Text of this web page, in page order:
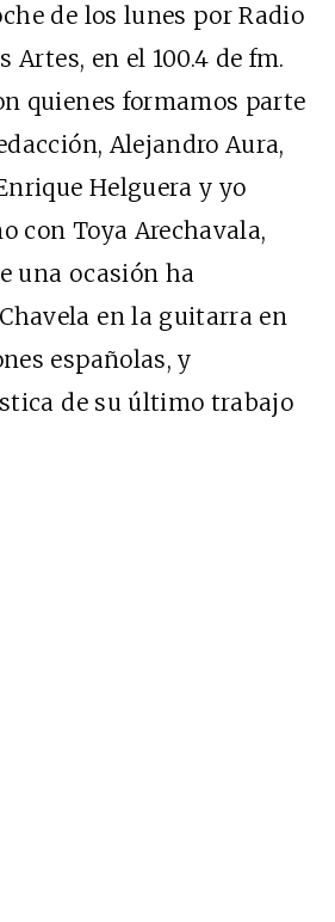
de los lunes por Radio
Artes, en el 100.4 de fm.
quienes formamos parte
Alejandro Aura,
Helguera y yo
con Toya Arechavala,
una ocasión ha
en la guitarra en
españolas, y
de su último trabajo